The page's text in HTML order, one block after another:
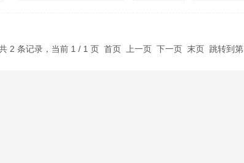
2 条记录，当前 1 / 1 页 首页 上一页 下一页 末页 跳转到第